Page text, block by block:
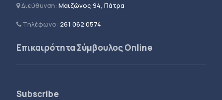
Διεύθυνση: Μαιζώνος 94, Πάτρα
Τηλέφωνο: 261 062 0574
Επικαιρότητα Σύμβουλος Online
Subscribe